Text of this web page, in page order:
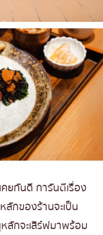
ยกันดี การันตีเรื่อง
กของร้านจะเป็น
ลักจะเสิร์ฟมาพร้อม